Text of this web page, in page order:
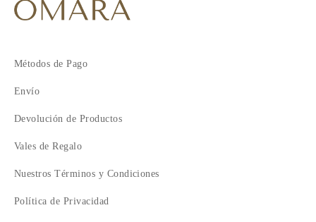
Métodos de Pago
Envío
Devolución de Productos
Vales de Regalo
Nuestros Términos y Condiciones
Política de Privacidad